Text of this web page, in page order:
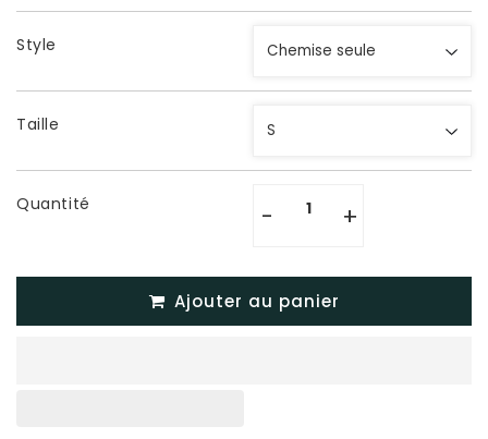
Unit
price
Style
Taille
Quantité - +
Ajouter au panier